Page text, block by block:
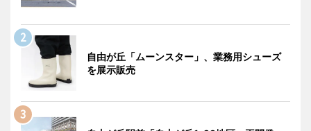
自由が丘「ムーンスター」、業務用シューズ
を展示販売